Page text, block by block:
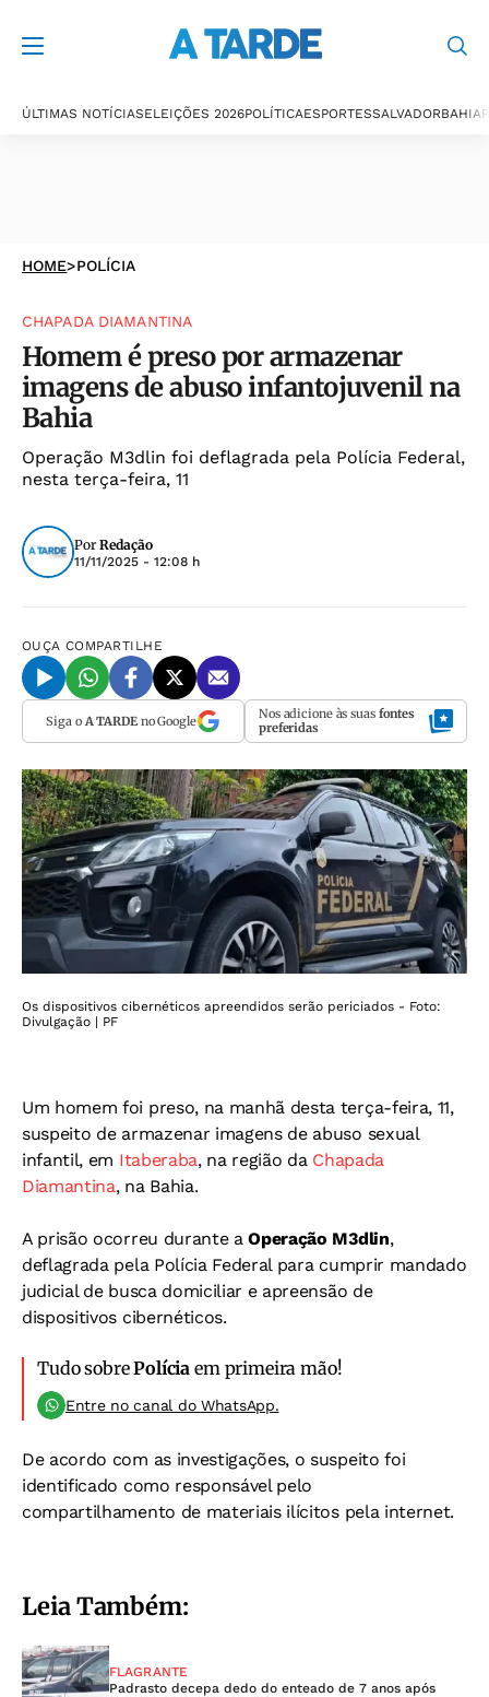
ÚLTIMAS NOTÍCIASELEIÇÕES 2026POLÍTICAESPORTESSALVADORBAHIA
HOME>POLÍCIA
CHAPADA DIAMANTINA
Homem é preso por armazenar
imagens de abuso infantojuvenil na
Bahia
Operação M3dlin foi deflagrada pela Polícia Federal,
nesta terça-feira, 11
Por Redação
11/11/2025 - 12:08 h
OUÇA COMPARTILHE
Siga o A TARDEno Google Nos adicione às suas fontes
preferidas
Os dispositivos cibernéticos apreendidos serão periciados - Foto:
Divulgação | PF
Um homem foi preso, na manhã desta terça-feira, 11,
suspeito de armazenar imagens de abuso sexual
infantil, em Itaberaba, na região da Chapada
Diamantina, na Bahia.
A prisão ocorreu durante aOperação M3dlin,
deflagrada pela Polícia Federal para cumprir mandado
judicial de busca domiciliar e apreensão de
dispositivos cibernéticos.
Tudo sobrePolícia em primeira mão!
Entre no canal do WhatsApp.
De acordo com as investigações, o suspeito foi
identificado como responsável pelo
compartilhamento de materiais ilícitos pela internet.
Leia Também:
FLAGRANTE
Padrasto decepa dedo do enteado de 7 anos após